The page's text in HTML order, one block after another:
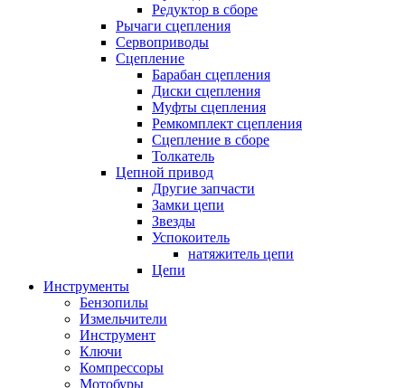
Редуктор в сборе
Рычаги сцепления
Сервоприводы
Сцепление
Барабан сцепления
Диски сцепления
Муфты сцепления
Ремкомплект сцепления
Сцепление в сборе
Толкатель
Цепной привод
Другие запчасти
Замки цепи
Звезды
Успокоитель
натяжитель цепи
Цепи
Инструменты
Бензопилы
Измельчители
Инструмент
Ключи
Компрессоры
Мотобуры